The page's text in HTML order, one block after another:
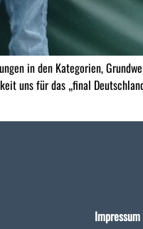
in den Kategorien,
uns für das „final
Impressum